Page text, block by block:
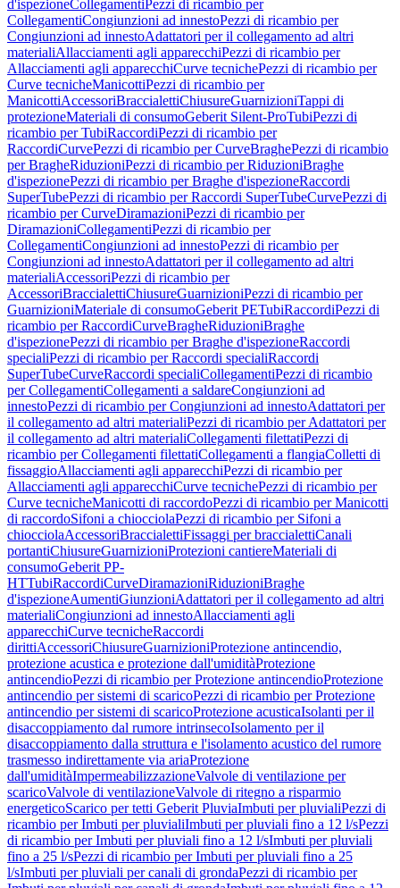
d'ispezioneCollegamentiPezzi di ricambio per
CollegamentiCongiunzioni ad innestoPezzi di ricambio per
Congiunzioni ad innestoAdattatori per il collegamento ad altri
materialiAllacciamenti agli apparecchiPezzi di ricambio per
Allacciamenti agli apparecchiCurve tecnichePezzi di ricambio per
Curve tecnicheManicottiPezzi di ricambio per
ManicottiAccessoriBraccialettiChiusureGuarnizioniTappi di
protezioneMateriali di consumoGeberit Silent-ProTubiPezzi di
ricambio per TubiRaccordiPezzi di ricambio per
RaccordiCurvePezzi di ricambio per CurveBraghePezzi di ricambio
per BragheRiduzioniPezzi di ricambio per RiduzioniBraghe
d'ispezionePezzi di ricambio per Braghe d'ispezioneRaccordi
SuperTubePezzi di ricambio per Raccordi SuperTubeCurvePezzi di
ricambio per CurveDiramazioniPezzi di ricambio per
DiramazioniCollegamentiPezzi di ricambio per
CollegamentiCongiunzioni ad innestoPezzi di ricambio per
Congiunzioni ad innestoAdattatori per il collegamento ad altri
materialiAccessoriPezzi di ricambio per
AccessoriBraccialettiChiusureGuarnizioniPezzi di ricambio per
GuarnizioniMateriale di consumoGeberit PETubiRaccordiPezzi di
ricambio per RaccordiCurveBragheRiduzioniBraghe
d'ispezionePezzi di ricambio per Braghe d'ispezioneRaccordi
specialiPezzi di ricambio per Raccordi specialiRaccordi
SuperTubeCurveRaccordi specialiCollegamentiPezzi di ricambio
per CollegamentiCollegamenti a saldareCongiunzioni ad
innestoPezzi di ricambio per Congiunzioni ad innestoAdattatori per
il collegamento ad altri materialiPezzi di ricambio per Adattatori per
il collegamento ad altri materialiCollegamenti filettatiPezzi di
ricambio per Collegamenti filettatiCollegamenti a flangiaColletti di
fissaggioAllacciamenti agli apparecchiPezzi di ricambio per
Allacciamenti agli apparecchiCurve tecnichePezzi di ricambio per
Curve tecnicheManicotti di raccordoPezzi di ricambio per Manicotti
di raccordoSifoni a chiocciolaPezzi di ricambio per Sifoni a
chiocciolaAccessoriBraccialettiFissaggi per braccialettiCanali
portantiChiusureGuarnizioniProtezioni cantiereMateriali di
consumoGeberit PP-
HTTubiRaccordiCurveDiramazioniRiduzioniBraghe
d'ispezioneAumentiGiunzioniAdattatori per il collegamento ad altri
materialiCongiunzioni ad innestoAllacciamenti agli
apparecchiCurve tecnicheRaccordi
dirittiAccessoriChiusureGuarnizioniProtezione antincendio,
protezione acustica e protezione dall'umiditàProtezione
antincendioPezzi di ricambio per Protezione antincendioProtezione
antincendio per sistemi di scaricoPezzi di ricambio per Protezione
antincendio per sistemi di scaricoProtezione acusticaIsolanti per il
disaccoppiamento dal rumore intrinsecoIsolamento per il
disaccoppiamento dalla struttura e l'isolamento acustico del rumore
trasmesso indirettamente via ariaProtezione
dall'umiditàImpermeabilizzazioneValvole di ventilazione per
scaricoValvole di ventilazioneValvole di ritegno a risparmio
energeticoScarico per tetti Geberit PluviaImbuti per pluvialiPezzi di
ricambio per Imbuti per pluvialiImbuti per pluviali fino a 12 l/sPezzi
di ricambio per Imbuti per pluviali fino a 12 l/sImbuti per pluviali
fino a 25 l/sPezzi di ricambio per Imbuti per pluviali fino a 25
l/sImbuti per pluviali per canali di grondaPezzi di ricambio per